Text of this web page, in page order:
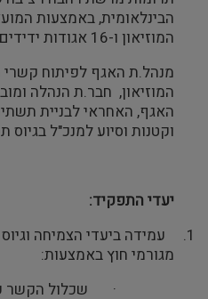
הבינלאומית, באמצעות
המוזיאון ו-16 אגודות ידידים שפועלות ברחבי העולם.
מנהל.ת האגף לפיתוח קשרי
המוזיאון, חבר.ת הנהלה
האגף, האחראי לבניית
וקטנות וסיוע למנכ"ל בגיוס
יעדי התפקיד:
1.
עמידה ביעדי הצמיחה
מגורמי חוץ באמצעות:
·
שכלול הקשר